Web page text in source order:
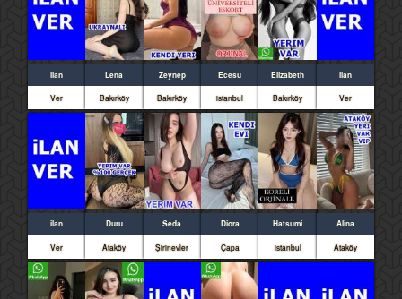
ilan
Ver
Lena
Bakırköy
Zeynep
Bakırköy
Ecesu
istanbul
Elizabeth
Bakırköy
ilan
Ver
ilan
Ver
Duru
Ataköy
Seda
Şirinevler
Diora
Çapa
Hatsumi
istanbul
Alina
Ataköy